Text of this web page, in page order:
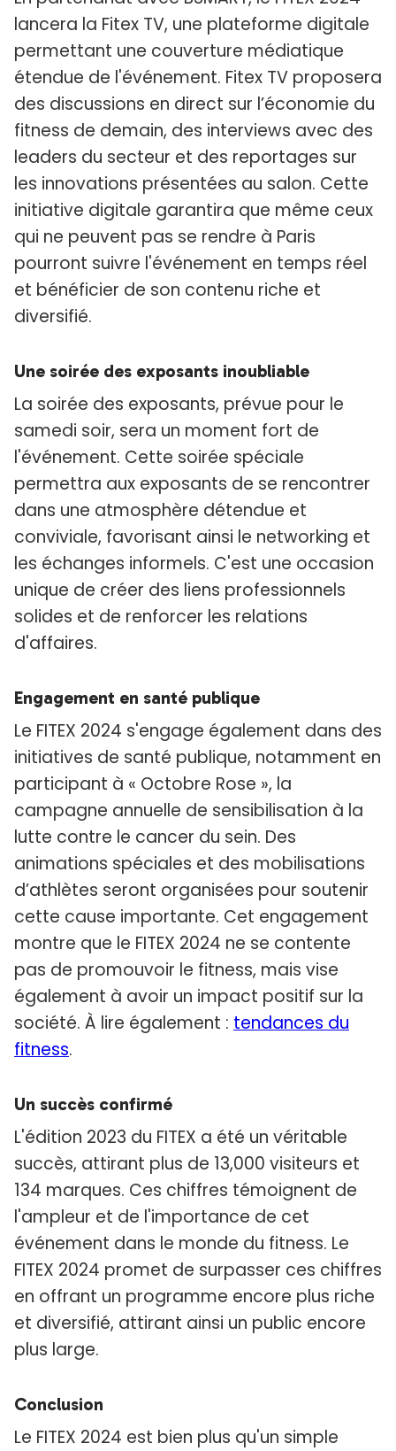
lancera la Fitex TV, une plateforme digitale
permettant une couverture médiatique
étendue de l'événement. Fitex TV proposera
des discussions en direct sur l’économie du
fitness de demain, des interviews avec des
leaders du secteur et des reportages sur
les innovations présentées au salon. Cette
initiative digitale garantira que même ceux
qui ne peuvent pas se rendre à Paris
pourront suivre l'événement en temps réel
et bénéficier de son contenu riche et
diversifié.
Une soirée des exposants inoubliable
La soirée des exposants, prévue pour le
samedi soir, sera un moment fort de
l'événement. Cette soirée spéciale
permettra aux exposants de se rencontrer
dans une atmosphère détendue et
conviviale, favorisant ainsi le networking et
les échanges informels. C'est une occasion
unique de créer des liens professionnels
solides et de renforcer les relations
d'affaires.
Engagement en santé publique
Le FITEX 2024 s'engage également dans des
initiatives de santé publique, notamment en
participant à « Octobre Rose », la
campagne annuelle de sensibilisation à la
lutte contre le cancer du sein. Des
animations spéciales et des mobilisations
d’athlètes seront organisées pour soutenir
cette cause importante. Cet engagement
montre que le FITEX 2024 ne se contente
pas de promouvoir le fitness, mais vise
également à avoir un impact positif sur la
société. À lire également : tendances du
fitness.
Un succès confirmé
L'édition 2023 du FITEX a été un véritable
succès, attirant plus de 13,000 visiteurs et
134 marques. Ces chiffres témoignent de
l'ampleur et de l'importance de cet
événement dans le monde du fitness. Le
FITEX 2024 promet de surpasser ces chiffres
en offrant un programme encore plus riche
et diversifié, attirant ainsi un public encore
plus large.
Conclusion
Le FITEX 2024 est bien plus qu'un simple